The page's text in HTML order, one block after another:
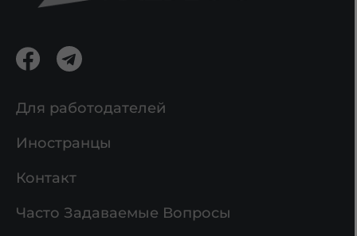
Для работодателей
Иностранцы
Контакт
Чaсто Задаваемые Вопросы